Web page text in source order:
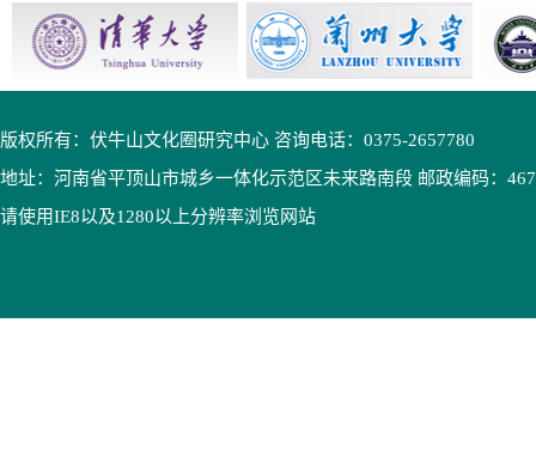
版权所有：伏牛山文化圈研究中心 咨询电话：0375-2657780
地址：河南省平顶山市城乡一体化示范区未来路南段 邮政编码：
请使用IE8以及1280以上分辨率浏览网站